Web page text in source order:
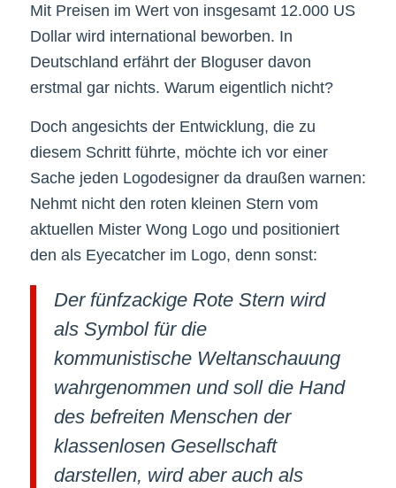
Mit Preisen im Wert von insgesamt 12.000 US
Dollar wird international beworben. In
Deutschland erfährt der Bloguser davon
erstmal gar nichts. Warum eigentlich nicht?
Doch angesichts der Entwicklung, die zu
diesem Schritt führte, möchte ich vor einer
Sache jeden Logodesigner da draußen warnen:
Nehmt nicht den roten kleinen Stern vom
aktuellen Mister Wong Logo und positioniert
den als Eyecatcher im Logo, denn sonst:
Der fünfzackige Rote Stern wird
als Symbol für die
kommunistische Weltanschauung
wahrgenommen und soll die Hand
des befreiten Menschen der
klassenlosen Gesellschaft
darstellen, wird aber auch als